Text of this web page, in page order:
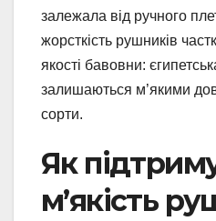
залежала від ручного
жорсткість рушників
якості бавовни:
залишаються м’якими
сорти.
Як
м’якість